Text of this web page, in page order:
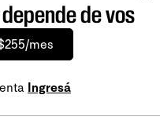
de vos
mes
Ingresá